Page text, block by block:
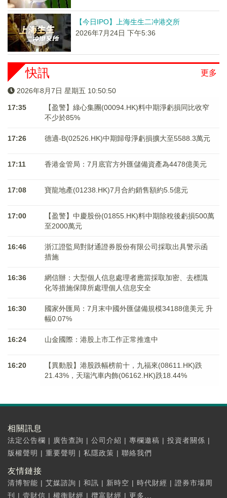
【今日IPO】上海生生二冲港交所
2026年7月24日 下午5:36
更多
快訊
2026年8月7日 星期五 10:50:51
17:35
【盈警】綠心集團(00094.HK)料中期淨虧損同比收窄
不少於85%
17:26 德適-B(02526.HK)中期歸母淨虧損擴大至5588.3萬元
17:11 香港金管局：7月底官方外匯儲備資產為4478億美元
17:08 寶龍地產(01238.HK)7月合約銷售額約5.5億元
17:00
【盈警】中慶股份(01855.HK)料中期除稅後虧損500萬
至2000萬元
16:46
浙江證監局對財通證券股份有限公司採取出具警示函
措施
16:36
網信辦：大型個人信息處理者應當採取加密、去標識
化等措施保障所處理個人信息安全
16:30
國家外匯局：7月末中國外匯儲備規模34188億美元 升
幅0.07%
16:24 山金國際：港股上市工作正常推進中
16:20
【異動股】港股跌幅榜前十，九福來(08611.HK)跌
21.43%，天瑞汽車内飾(06162.HK)跌18.44%
相關訊息
法定公告欄 | 廣告查詢 | 公司介紹 | 專欄邀稿 | 投資者關係 |
版權聲明 | 重要聲明 | 私隱政策 | 聯絡我們
友情鏈接
清博智能 | 艾媒諮詢 | 和訊 | 新時空 | 時代財經 | 證券市場周
刊
| 壹財信 | 權衡財經 | 攬富財經 | 更多...